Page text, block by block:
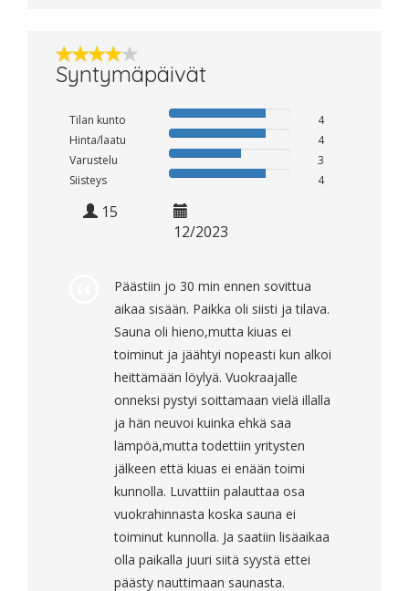
Syntymäpäivät
Tilan kunto
4
Hinta/laatu
4
Varustelu
3
Siisteys
4
15
12/2023
Päästiin jo 30 min ennen sovittua
aikaa sisään. Paikka oli siisti ja tilava.
Sauna oli hieno,mutta kiuas ei
toiminut ja jäähtyi nopeasti kun alkoi
heittämään löylyä. Vuokraajalle
onneksi pystyi soittamaan vielä illalla
ja hän neuvoi kuinka ehkä saa
lämpöä,mutta todettiin yritysten
jälkeen että kiuas ei enään toimi
kunnolla. Luvattiin palauttaa osa
vuokrahinnasta koska sauna ei
toiminut kunnolla. Ja saatiin lisäaikaa
olla paikalla juuri siitä syystä ettei
päästy nauttimaan saunasta.